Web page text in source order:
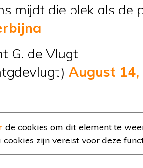
mijdt die plek als de
G. de Vlugt
August 14,
de cookies om dit element te
zijn vereist voor deze